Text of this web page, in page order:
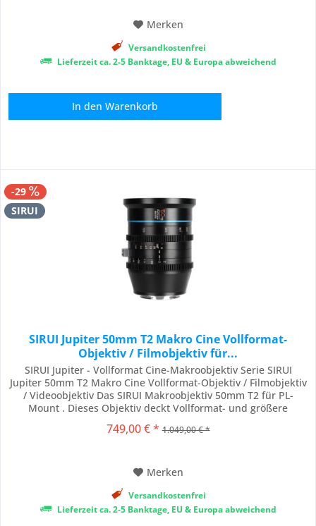
Merken
Versandkostenfrei
Lieferzeit ca. 2-5 Banktage, EU & Europa abweichend
In den Warenkorb
-29
SIRUI
SIRUI Jupiter 50mm T2 Makro Cine Vollformat-
Objektiv / Filmobjektiv für...
SIRUI Jupiter - Vollformat Cine-Makroobjektiv Serie SIRUI
Jupiter 50mm T2 Makro Cine Vollformat-Objektiv / Filmobjektiv
/ Videoobjektiv Das SIRUI Makroobjektiv 50mm T2 für PL-
Mount . Dieses Objektiv deckt Vollformat- und größere
Aberration ab und kann auf verschiedenen professionellen
749,00 € * 1.049,00 € *
Merken
Versandkostenfrei
Lieferzeit ca. 2-5 Banktage, EU & Europa abweichend